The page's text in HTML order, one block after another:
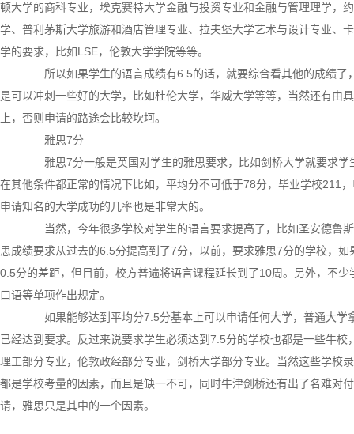
顿大学的商科专业，埃克赛特大学金融与投资专业和金融与管理理学，
学、普利茅斯大学旅游和酒店管理专业、拉夫堡大学艺术与设计专业、
学的要求，比如LSE，伦敦大学学院等等。
所以如果学生的语言成绩有6.5的话，就要综合看其他的成绩了
是可以冲刺一些好的大学，比如杜伦大学，华威大学等等，当然还有由
上，否则申请的路途会比较坎坷。
雅思7分
雅思7分一般是英国对学生的雅思要求，比如剑桥大学就要求学
在其他条件都正常的情况下比如，平均分不可低于78分，毕业学校211
申请知名的大学成功的几率也是非常大的。
当然，今年很多学校对学生的语言要求提高了，比如圣安德鲁
思成绩要求从过去的6.5分提高到了7分，以前，要求雅思7分的学校，
0.5分的差距，但目前，校方普遍将语言课程延长到了10周。另外，不
口语等单项作出规定。
如果能够达到平均分7.5分基本上可以申请任何大学，普通大学
已经达到要求。反过来说要求学生必须达到7.5分的学校也都是一些牛
理工部分专业，伦敦政经部分专业，剑桥大学部分专业。当然这些学校
都是学校考量的因素，而且是缺一不可，同时牛津剑桥还有出了名难对
请，雅思只是其中的一个因素。